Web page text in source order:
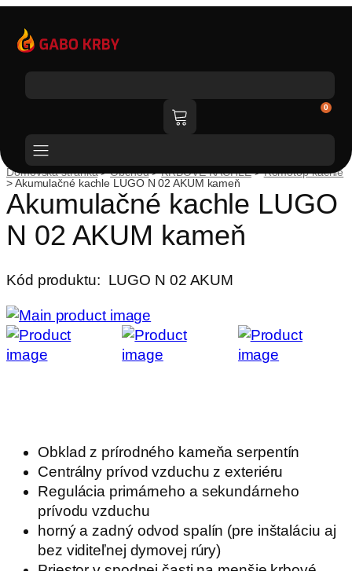
0
Domovská stránka>Obchod>KRBOVÉ KACHLE>Romotop kachle
>Akumulačné kachle LUGO N 02 AKUM kameň
Akumulačné kachle LUGO
N 02 AKUM kameň
Kód produktu: LUGO N 02 AKUM
Obklad z prírodného kameňa serpentín
Centrálny prívod vzduchu z exteriéru
Regulácia primárneho a sekundárneho
prívodu vzduchu
horný a zadný odvod spalín (pre inštaláciu aj
bez viditeľnej dymovej rúry)